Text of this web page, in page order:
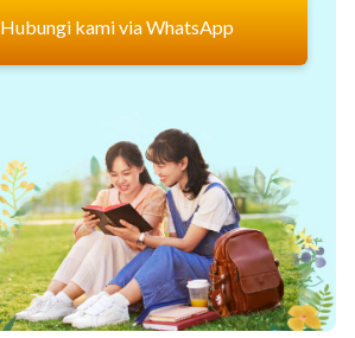
Hubungi kami via WhatsApp